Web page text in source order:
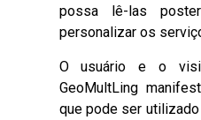
possa lê-las
personalizar os
O usuário e o
GeoMultLing
que pode ser